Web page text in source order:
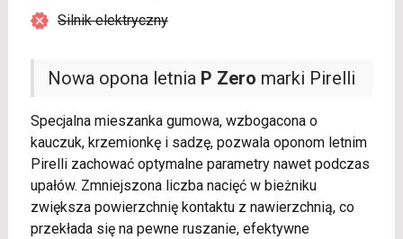
Nowa opona letnia P Zero marki Pirelli
Specjalna mieszanka gumowa, wzbogacona o
kauczuk, krzemionkę i sadzę, pozwala oponom letnim
Pirelli zachować optymalne parametry nawet podczas
upałów. Zmniejszona liczba nacięć w bieżniku
zwiększa powierzchnię kontaktu z nawierzchnią, co
przekłada się na pewne ruszanie, efektywne
Silnik elektryczny